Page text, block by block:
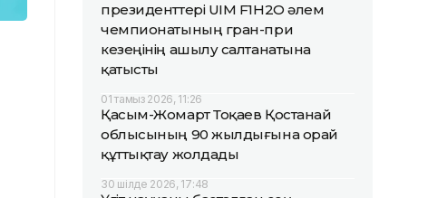
президенттері UIM F1H2O әлем
чемпионатының гран-при
кезеңінің ашылу салтанатына
қатысты
01 тамыз 2026, 11:26
Қасым-Жомарт Тоқаев Қостанай
облысының 90 жылдығына орай
құттықтау жолдады
30 шілде 2026, 17:48